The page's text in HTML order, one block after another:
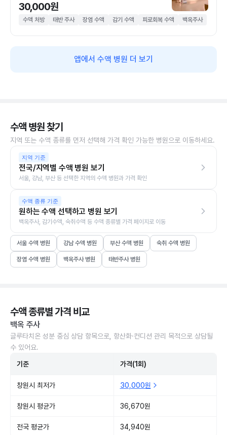
30,000원
수액 처방 태반 주사 장염 수액 감기 수액 피로회복 수액 백옥주사
앱에서 수액 병원 더 보기
수액 병원 찾기
지역 또는 수액 종류를 먼저 선택해 가격 확인 가능한 병원으로 이동하세요.
지역 기준
전국/지역별 수액 병원 보기
서울, 강남, 부산 등 선택한 지역의 수액 병원과 가격 확인
수액 종류 기준
원하는 수액 선택하고 병원 보기
백옥주사, 감기수액, 숙취수액 등 수액 종류별 가격 페이지로 이동
서울 수액 병원 강남 수액 병원 부산 수액 병원 숙취 수액 병원
장염 수액 병원 백옥주사 병원 태반주사 병원
수액 종류별 가격 비교
백옥 주사
글루타치온 성분 중심 상담 항목으로, 항산화·컨디션 관리 목적으로 상담될
수 있어요.
기준 가격(1회)
창원시 최저가 30,000원
창원시 평균가 36,670원
전국 평균가 34,940원